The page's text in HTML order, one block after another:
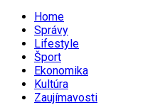
Home
Správy
Lifestyle
Šport
Ekonomika
Kultúra
Zaujímavosti